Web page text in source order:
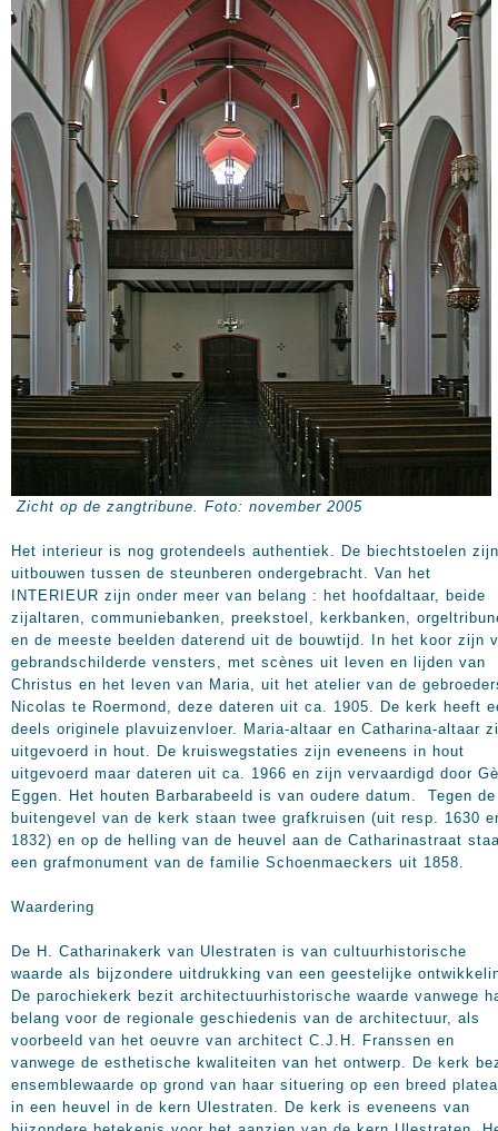
Zicht op de zangtribune. Foto: november 2005
Het interieur is nog grotendeels authentiek. De biechtstoelen
uitbouwen tussen de steunberen ondergebracht. Van het
INTERIEUR zijn onder meer van belang : het hoofdaltaar, beide
zijaltaren, communiebanken, preekstoel, kerkbanken,
en de meeste beelden daterend uit de bouwtijd. In het koor zijn
gebrandschilderde vensters, met scènes uit leven en lijden van
Christus en het leven van Maria, uit het atelier van de
Nicolas te Roermond, deze dateren uit ca. 1905. De kerk heeft
deels originele plavuizenvloer. Maria-altaar en Catharina-altaar
uitgevoerd in hout. De kruiswegstaties zijn eveneens in hout
uitgevoerd maar dateren uit ca. 1966 en zijn vervaardigd door
Eggen. Het houten Barbarabeeld is van oudere datum. Tegen de
buitengevel van de kerk staan twee grafkruisen (uit resp. 1630
1832) en op de helling van de heuvel aan de Catharinastraat
een grafmonument van de familie Schoenmaeckers uit 1858.
Waardering
De H. Catharinakerk van Ulestraten is van cultuurhistorische
waarde als bijzondere uitdrukking van een geestelijke
De parochiekerk bezit architectuurhistorische waarde vanwege
belang voor de regionale geschiedenis van de architectuur, als
voorbeeld van het oeuvre van architect C.J.H. Franssen en
vanwege de esthetische kwaliteiten van het ontwerp. De kerk
ensemblewaarde op grond van haar situering op een breed
in een heuvel in de kern Ulestraten. De kerk is eveneens van